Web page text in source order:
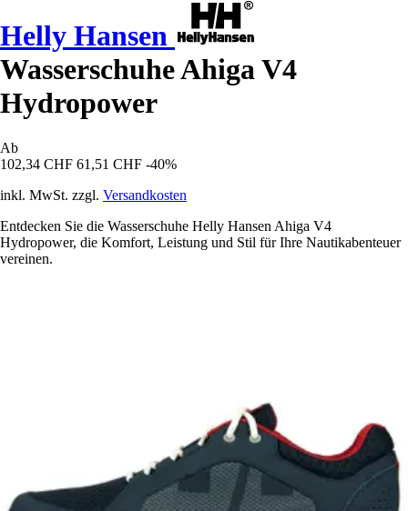
Helly Hansen
Wasserschuhe Ahiga V4
Hydropower
Ab
102,34 CHF 61,51 CHF -40%
inkl. MwSt. zzgl. Versandkosten
Entdecken Sie die Wasserschuhe Helly Hansen Ahiga V4
Hydropower, die Komfort, Leistung und Stil für Ihre Nautikabenteuer
vereinen.